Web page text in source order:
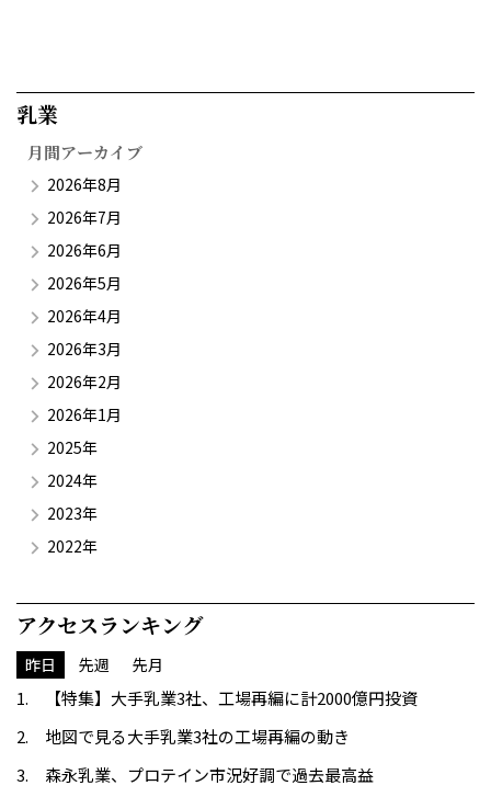
乳業​
月間アーカイブ
2026年8月
2026年7月
2026年6月
2026年5月
2026年4月
2026年3月
2026年2月
2026年1月
2025年
2024年
2023年
2022年
アクセスランキング
昨日 先週 先月
【特集】大手乳業3社、工場再編に計2000億円投資
地図で見る大手乳業3社の工場再編の動き
森永乳業、プロテイン市況好調で過去最高益